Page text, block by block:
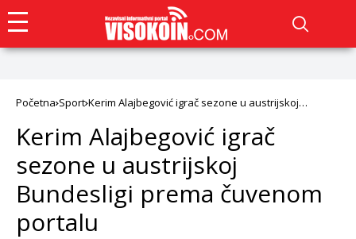
Početna Sport Kerim Alajbegović igrač sezone u austrijskoj
Kerim Alajbegović igrač
sezone u austrijskoj
Bundesligi prema čuvenom
portalu